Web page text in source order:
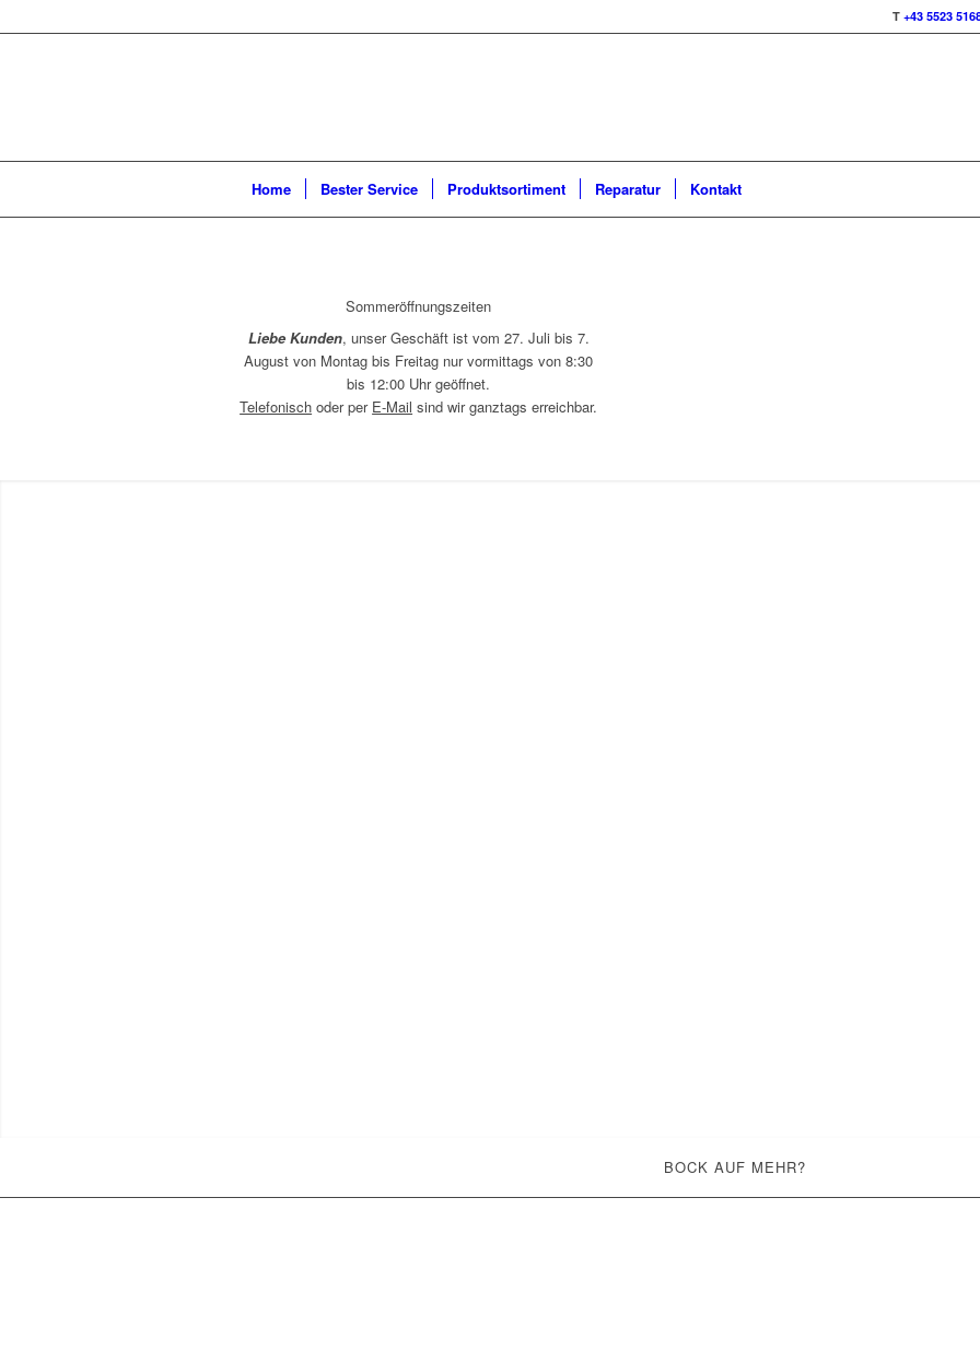
T +43 5523
Home Bester Service Produktsortiment Reparatur Kontakt
Sommeröffnungszeiten
Liebe Kunden, unser Geschäft ist vom 27. Juli bis 7.
August von Montag bis Freitag nur vormittags von 8:30
bis 12:00 Uhr geöffnet.
Telefonisch oder per E-Mail sind wir ganztags erreichbar.
BOCK AUF MEHR?